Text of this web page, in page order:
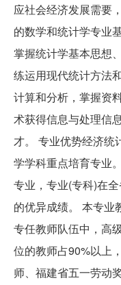
应社会经济发展需要
的数学和统计学专业
掌握统计学基本思想
练运用现代统计方法
计算和分析，掌握资
术获得信息与处理信
才。 专业优势经济统
学学科重点培育专业
专业，专业(专科)在
的优异成绩。 本专业
专任教师队伍中，高
位的教师占90%以上
师、福建省五一劳动